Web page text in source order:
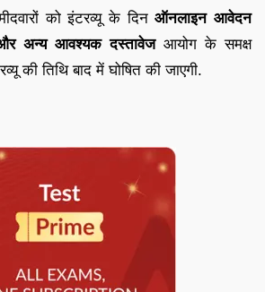
को इंटरव्यू के दिनऑनलाइन आवेदन
अन्य आवश्यक दस्तावेजआयोग के समक्ष
की तिथि बाद में घोषित की जाएगी.